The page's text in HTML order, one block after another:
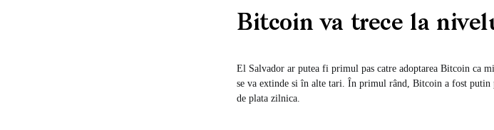
Bitcoin va trece la
El Salvador ar putea fi primul pas catre adoptarea Bitcoin ca
se va extinde si în alte tari. În primul rând, Bitcoin a fost
de plata zilnica.